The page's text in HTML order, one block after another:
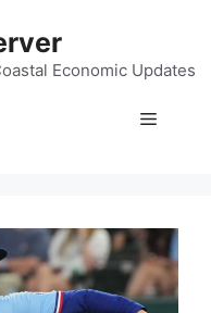
Economic Updates
Menu